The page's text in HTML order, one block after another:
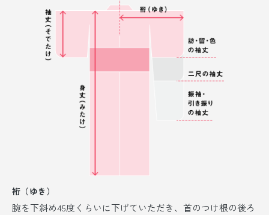
裄（ゆき）
腕を下斜め45度くらいに下げていただき、首のつけ根の後ろ